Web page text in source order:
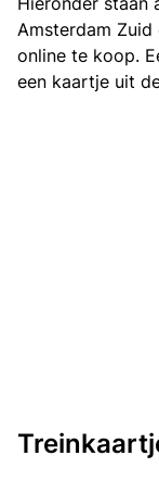
Amsterdam Zuid
online te koop.
een kaartje uit